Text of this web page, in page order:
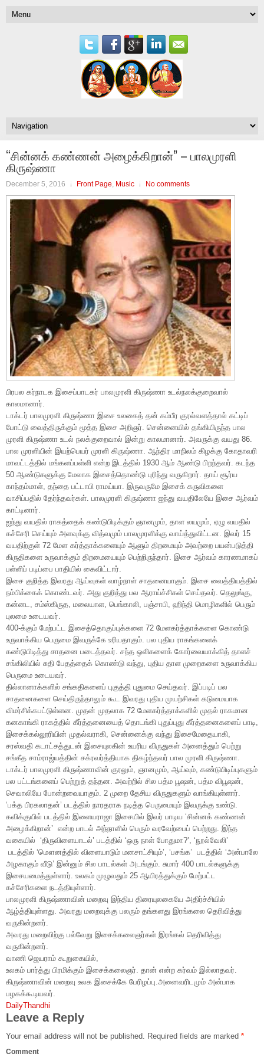
“சின்னக் கண்ணன் அழைக்கிறான்” – பாலமுரளி
கிருஷ்ணா
December 5, 2016 Front Page, Music No comments
பிரபல கர்நாடக இசைப்பாடகர் பாலமுரளி கிருஷ்ணா உடல்நலக்குறைவால்
காலமானார்.
டாக்டர் பாலமுரளி கிருஷ்ணா இசை உலகைத் தன் கம்பீர குரல்வளத்தால் கட்டிப்
போட்டு வைத்திருக்கும் மூத்த இசை அறிஞர். சென்னையில் தங்கியிருந்த பால
முரளி கிருஷ்ணா உடல் நலக்குறைவால் இன்று காலமானார். அவருக்கு வயது 86.
பால முரளியின் இயற்பெயர் முரளி கிருஷ்ணா. ஆந்திர மாநிலம் கிழக்கு கோதாவரி
மாவட்டத்தில் மங்களப்பள்ளி என்ற இடத்தில் 1930 ஆம் ஆண்டு பிறந்தவர். கடந்த
50 ஆண்டுகளுக்கு மேலாக இசைத்தொண்டு புரிந்து வருகிறார். தாய் சூர்ய
காந்தம்மாள், தந்தை பட்டாபி ராமய்யா. இருவருமே இசைக் கருவிகளை
வாசிப்பதில் தேர்ந்தவர்கள். பாலமுரளி கிருஷ்ணா ஐந்து வயதிலேயே இசை ஆர்வம்
காட்டினார்.
ஐந்து வயதில் ராகத்தைக் கண்டுபிடிக்கும் ஞானமும், தாள லயமும், ஏழு வயதில்
கச்சேரி செய்யும் அளவுக்கு வித்வமும் பாலமுரளிக்கு வாய்த்துவிட்டன. இவர் 15
வயதிற்குள் 72 மேள கர்த்தாக்களையும் ஆளும் திறமையும் அவற்றை பயன்படுத்தி
கிருதிகளை உருவாக்கும் திறமையையும் பெற்றிருந்தார். இசை ஆர்வம் காரணமாகப்
பள்ளிப் படிப்பை பாதியில் கைவிட்டார்.
இசை குறித்த இவரது ஆய்வுகள் வாழ்நாள் சாதனையாகும். இசை வைத்தியத்தில்
நம்பிக்கைக் கொண்டவர். அது குறித்து பல ஆராய்ச்சிகள் செய்தவர். தெலுங்கு,
கன்னட, சம்ஸ்கிருத, மலையாள, பெங்காலி, பஞ்சாபி, ஹிந்தி மொழிகளில் பெரும்
புலமை உடையவர்.
400-க்கும் மேற்பட்ட இசைத்தொகுப்புக்களை 72 மேளகர்த்தாக்களை கொண்டு
உருவாக்கிய பெருமை இவருக்கே உரியதாகும். பல புதிய ராகங்களைக்
கண்டுபிடித்து சாதனை படைத்தவர். சந்த ஒலிகளைக் கோர்வையாக்கித் தாளச்
சங்கிலியில் சுதி பேதத்தைக் கொண்டு வந்து, புதிய தாள முறைகளை உருவாக்கிய
பெருமை உடையவர்.
தில்லானாக்களில் சங்கதிகளைப் புகுத்தி புதுமை செய்தவர். இப்படிப் பல
சாதனைகளை செய்திருந்தாலும் கூட இவரது புதிய முயற்சிகள் கடுமையாக
விமர்சிக்கபட்டுள்ளன. முதன் முதலாக 72 மேளகர்த்தாக்களில் முதல் ராகமான
கனகாங்கி ராகத்தில் கீர்த்தனையைத் தொடங்கி புதுப்புது கீர்த்தனைகளைப் பாடி,
இசைக்கல்லூரியின் முதல்வராகி, சென்னைக்கு வந்து இசைமேதையாகி,
சரஸ்வதி கடாட்சத்துடன் இசையுலகின் உயரிய விருதுகள் அனைத்தும் பெற்று
சங்கீத சாம்ராஜ்யத்தின் சக்ரவர்த்தியாக திகழ்ந்தவர் பால முரளி கிருஷ்ணா.
டாக்டர் பாலமுரளி கிருஷ்ணாவின் குரலும், ஞானமும், ஆய்வும், கண்டுபிடிப்புகளும்
பல பட்டங்களைப் பெற்றுத் தந்தன. அவற்றில் சில பத்ம பூஷன், பத்ம விபூஷன்,
செவாலியே போன்றவையாகும். 2 முறை தேசிய விருதுகளும் வாங்கியுள்ளார்.
‘பக்த பிரகலாதன்’ படத்தில் நாரதராக நடித்த பெருமையும் இவருக்கு உண்டு.
கவிக்குயில் படத்தில் இளையராஜா இசையில் இவர் பாடிய ‘சின்னக் கண்ணன்
அழைக்கிறான்’ என்ற பாடல் அந்நாளில் பெரும் வரவேற்பைப் பெற்றது. இந்த
வகையில் ‘திருவிளையாடல்’ படத்தில் ‘ஒரு நாள் போதுமா?’, ‘நூல்வேலி’
படத்தில் ‘மௌனத்தில் விளையாடும் மனசாட்சியும்’, ‘பசங்க’ படத்தில் ‘அன்பாலே
அழகாகும் வீடு’ இன்னும் சில பாடல்கள் அடங்கும். சுமார் 400 பாடல்களுக்கு
இசையமைத்துள்ளார். உலகம் முழுவதும் 25 ஆயிரத்துக்கும் மேற்பட்ட
கச்சேரிகளை நடத்தியுள்ளார்.
பாலமுரளி கிருஷ்ணாவின் மறைவு இந்திய திரையுலகையே அதிர்ச்சியில்
ஆழ்த்தியுள்ளது. அவரது மறைவுக்கு பலரும் தங்களது இரங்கலை தெரிவித்து
வருகின்றனர்.
அவரது மறைவிற்கு பல்வேறு இசைக்கலைஞர்கள் இரங்கல் தெரிவித்து
வருகின்றனர்.
வாணி ஜெயராம் கூறுகையில்,
உலகம் பார்த்து பிரமிக்கும் இசைக்கலைஞர். தான் என்ற கர்வம் இல்லாதவர்.
கிருஷ்ணாவின் மறைவு உலக இசைக்கே பேரிழப்பு.அனைவரிடமும் அன்பாக
பழகக்கூடியவர்.
DailyThandhi
Leave a Reply
Your email address will not be published. Required fields are marked *
Comment